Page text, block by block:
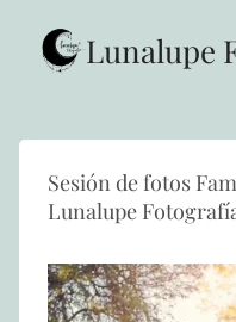
contenido Lunalupe
Sesión de fotos
Lunalupe